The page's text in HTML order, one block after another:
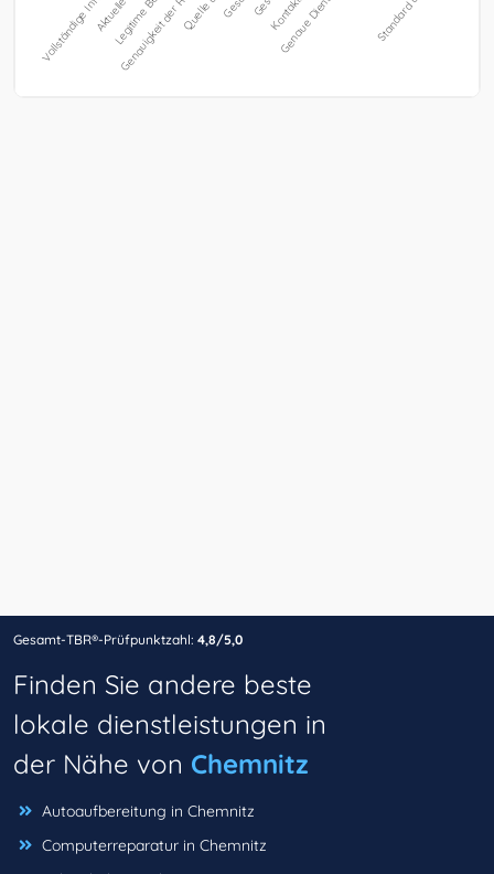
Gesamt-TBR®-Prüfpunktzahl: 4,8/5,0
Finden Sie andere beste
lokale dienstleistungen in
der Nähe von Chemnitz
Autoaufbereitung in Chemnitz
Computerreparatur in Chemnitz